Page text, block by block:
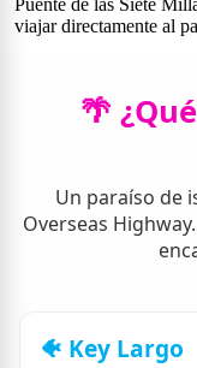
Puente de las Siete
viajar directamente al
🌴
Un paraíso de
Overseas
🐠 Key Largo